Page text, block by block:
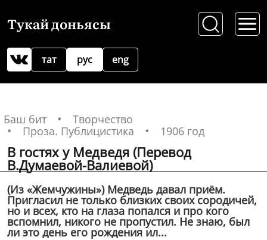
Тукай доньясы
рус
тат eng
Баш бит
Творчество
Проза. Публицистика
1906 год
В гостях у Медведя (Перевод
В.Думаевой-Валиевой)
(Из «Жемчужины») Медведь давал приём.
Пригласил не только близких своих сородичей,
но и всех, кто на глаза попался и про кого
вспомнил, никого не пропустил. Не знаю, был
ли это день его рождения ил...